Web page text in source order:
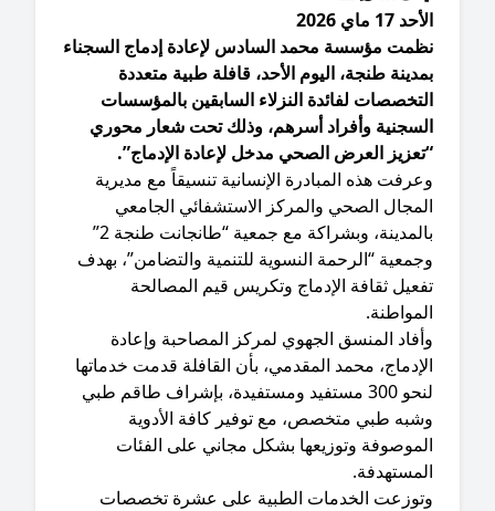
مؤسسة محمد السادس لإعادة إدماج السجناء
طنجة، اليوم الأحد، قافلة طبية متعددة
لفائدة النزلاء السابقين بالمؤسسات
وأفراد أسرهم، وذلك تحت شعار محوري
العرض الصحي مدخل لإعادة الإدماج”.
هذه المبادرة الإنسانية تنسيقاً مع مديرية
الصحي والمركز الاستشفائي الجامعي
بالمدينة، وبشراكة مع جمعية “طانجانت طنجة 2”
“الرحمة النسوية للتنمية والتضامن”، بهدف
ثقافة الإدماج وتكريس قيم المصالحة
المنسق الجهوي لمركز المصاحبة وإعادة
محمد المقدمي، بأن القافلة قدمت خدماتها
لنحو 300 مستفيد ومستفيدة، بإشراف طاقم طبي
طبي متخصص، مع توفير كافة الأدوية
وتوزيعها بشكل مجاني على الفئات
الخدمات الطبية على عشرة تخصصات